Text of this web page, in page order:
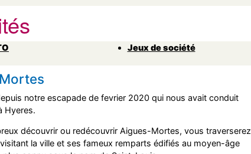
Jeux de société
notre escapade de fevrier 2020 qui nous avait conduit
Hyeres.
découvrir ou redécouvrir Aigues-Mortes, vous traverserez
la ville et ses fameux remparts édifiés au moyen-âge